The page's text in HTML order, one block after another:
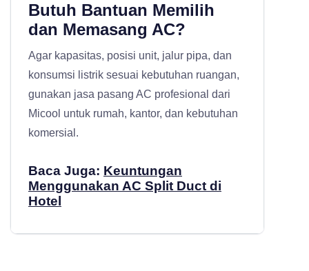
Butuh Bantuan Memilih
dan Memasang AC?
Agar kapasitas, posisi unit, jalur pipa, dan
konsumsi listrik sesuai kebutuhan ruangan,
gunakan jasa pasang AC profesional dari
Micool untuk rumah, kantor, dan kebutuhan
komersial.
Baca Juga: Keuntungan
Menggunakan AC Split Duct di
Hotel